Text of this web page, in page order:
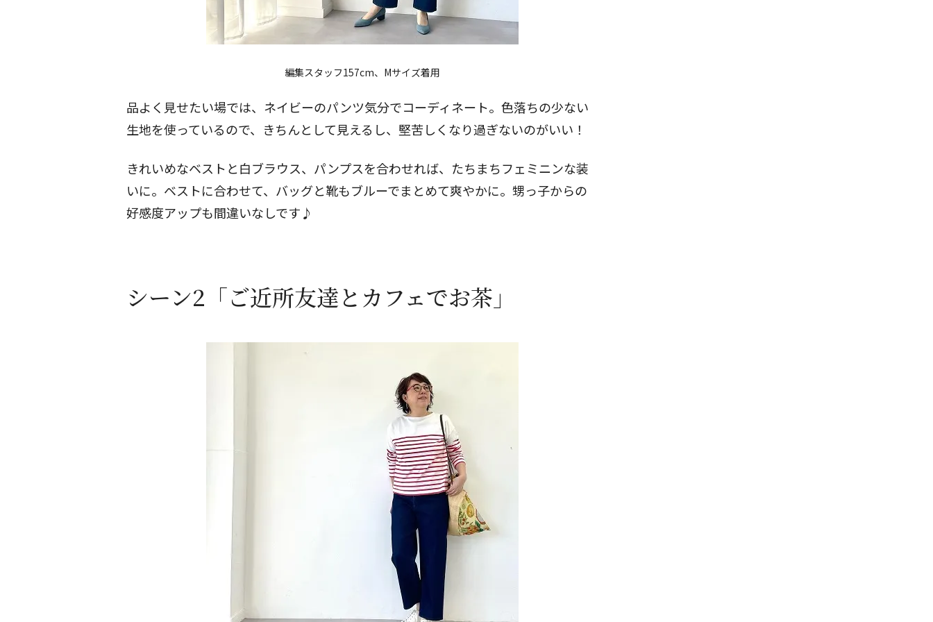
編集スタッフ157cm、Mサイズ着用
品よく見せたい場では、ネイビーのパンツ気分でコーディネート。色落ちの少ない
生地を使っているので、きちんとして見えるし、堅苦しくなり過ぎないのがいい！
きれいめなベスト と白ブラウス、パンプスを合わせれば、たちまちフェミニンな装
いに。ベストに合わせて、バッグと靴もブルーでまとめて爽やかに。甥っ子からの
好感度アップも間違いなしです♪
シーン2「ご近所友達とカフェでお茶」